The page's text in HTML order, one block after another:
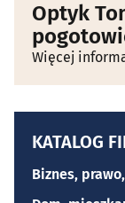
Optyk
Więcej
KATALOG
Biznes,